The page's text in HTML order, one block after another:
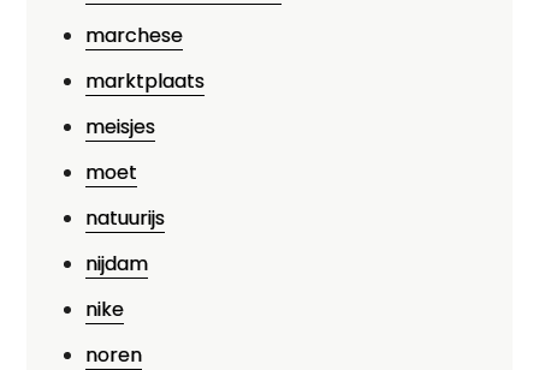
marchese
marktplaats
meisjes
moet
natuurijs
nijdam
nike
noren